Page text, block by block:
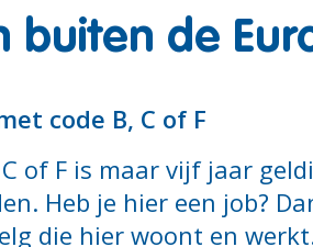
de
code B, C of F
of F is maar vijf jaar
Heb je hier een job?
die hier woont en